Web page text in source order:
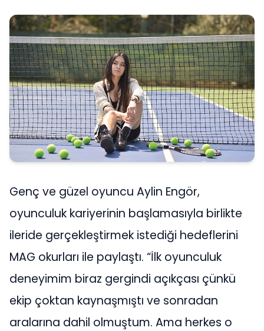
Genç ve güzel oyuncu Aylin Engör,
oyunculuk kariyerinin başlamasıyla birlikte
ileride gerçekleştirmek istediği hedeflerini
MAG okurları ile paylaştı. “İlk oyunculuk
deneyimim biraz gergindi açıkçası çünkü
ekip çoktan kaynaşmıştı ve sonradan
aralarına dahil olmuştum. Ama herkes o